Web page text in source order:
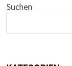
Suchen